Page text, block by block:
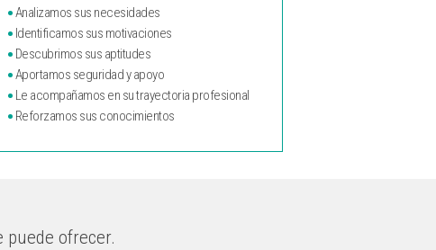
•Analizamos sus necesidades
• Identificamos sus motivaciones
• Descubrimos sus aptitudes
•Aportamos seguridad y apoyo
• Le acompañamos en su trayectoria profesional
• Reforzamos sus conocimientos
puede ofrecer.